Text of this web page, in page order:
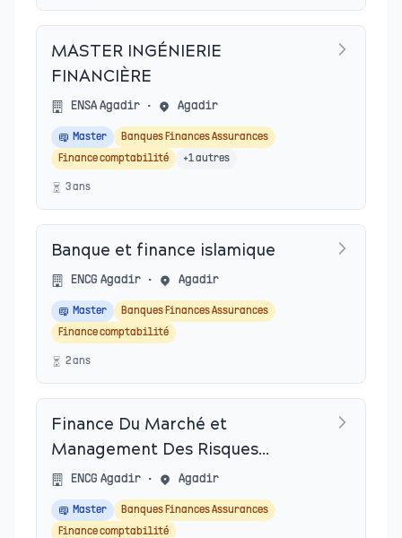
MASTER INGÉNIERIE
FINANCIÈRE
ENSA Agadir • Agadir
Master
Banques Finances Assurances
Finance comptabilité
+1autres
3ans
Banque et finance islamique
ENCG Agadir • Agadir
Master
Banques Finances Assurances
Finance comptabilité
2ans
Finance Du Marché et
Management Des Risques
(F2MR)
ENCG Agadir • Agadir
Master
Banques Finances Assurances
Finance comptabilité